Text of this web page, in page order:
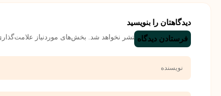
دیدگاهتان را بنویسید
نشانی ایمیل شما منتشر نخواهد شد. بخش‌های موردنیاز